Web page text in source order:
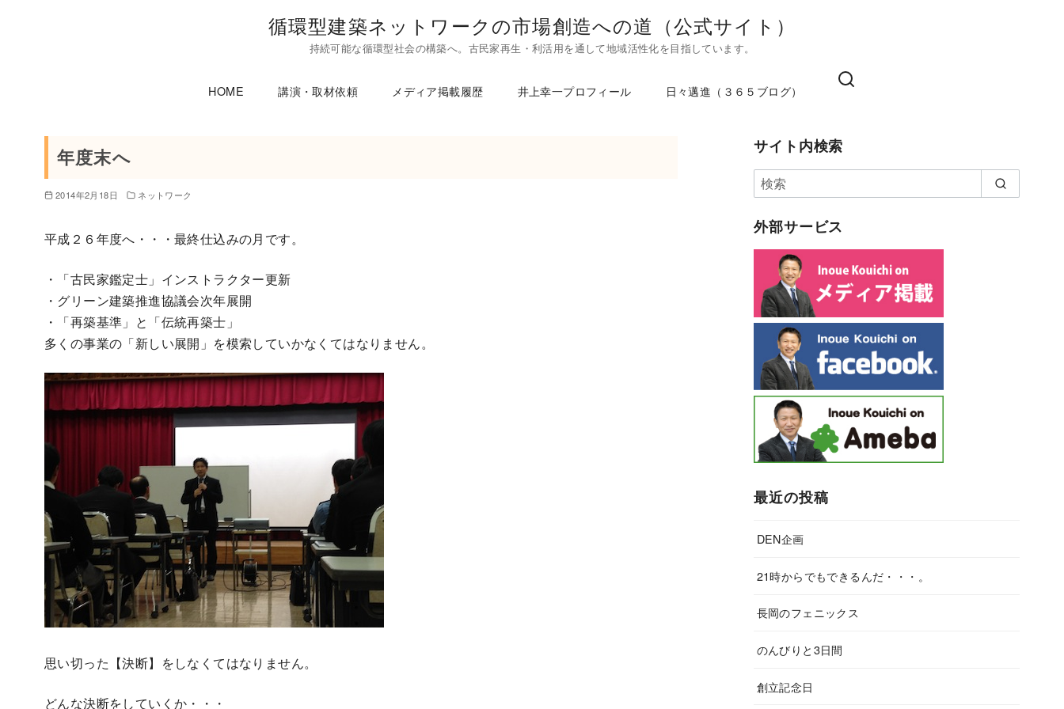
循環型建築ネットワークの市場創造への道（公式サイト）
持続可能な循環型社会の構築へ。古民家再生・利活用を通して地域活性化を目指しています。
HOME 講演・取材依頼 メディア掲載履歴 井上幸一プロフィール 日々邁進（３６５ブログ）
年度末へ
2014年2月18日 ネットワーク
平成２６年度へ・・・最終仕込みの月です。
・「古民家鑑定士」インストラクター更新
・グリーン建築推進協議会次年展開
・「再築基準」と「伝統再築士」
多くの事業の「新しい展開」を模索していかなくてはなりません。
思い切った【決断】をしなくてはなりません。
どんな決断をしていくか・・・
サイト内検索
外部サービス
最近の投稿
DEN企画
21時からでもできるんだ・・・。
長岡のフェニックス
のんびりと3日間
創立記念日